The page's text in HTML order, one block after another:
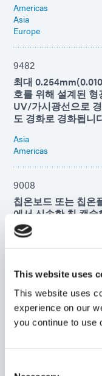
This website uses
This website uses
experience on our
you continue to use
Americas
Asia
Europe
9482
최대
호를 위해 설계된
UV/가시광선으로
도 경화로 경화됩니
Asia
Americas
9008
칩온보드 또는 칩온
에서 신속한 칩 캡
제는 다양한 표면에
성하고 -40°C까지
Americas
Asia
Europe
9101